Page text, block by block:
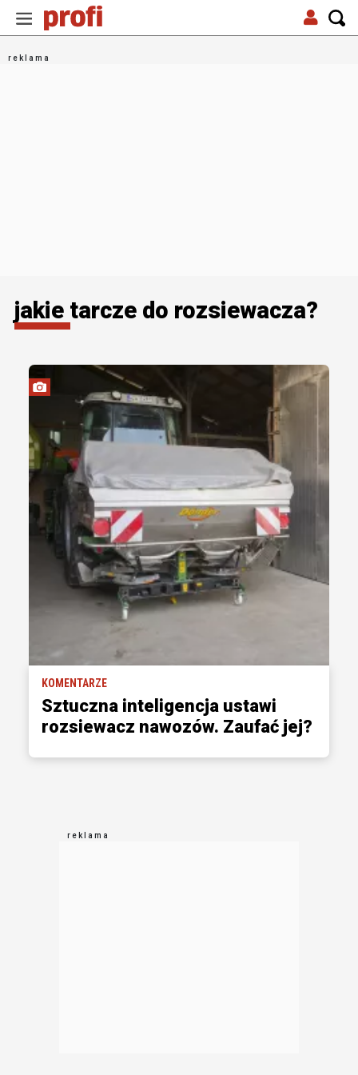
jakie tarcze do rozsiewacza?
KOMENTARZE
Sztuczna inteligencja ustawi
rozsiewacz nawozów. Zaufać jej?